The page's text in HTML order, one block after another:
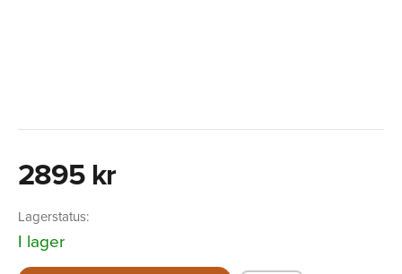
2895 kr
Lagerstatus:
I lager